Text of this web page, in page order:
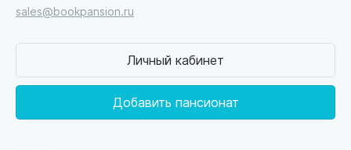
sales@bookpansion.ru
Личный кабинет
Добавить пансионат